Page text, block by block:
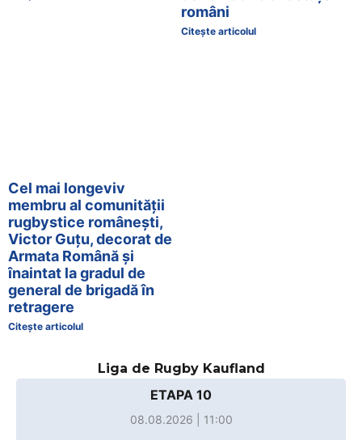
români
Citește articolul
Cel mai longeviv
membru al comunității
rugbystice românești,
Victor Guțu, decorat de
Armata Română și
înaintat la gradul de
general de brigadă în
retragere
Citește articolul
Liga de Rugby Kaufland
ETAPA 10
08.08.2026 | 11:00